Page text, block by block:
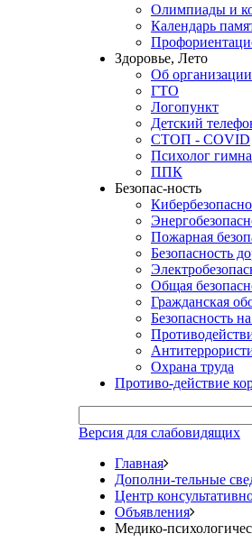
Олимпиады и
Календарь
Здоровье, Лето
Об
ГТО
Логопункт
Детский
СТОП - COVID
Психолог
ППК
Безопас-ность
Пожарная
Безопасность
Общая
Гражданская
Безопасность
Охрана труда
Противо-действие
Версия для слабовидящих
Главная
Дополни-тельные
Центр
Объявления
Медико-